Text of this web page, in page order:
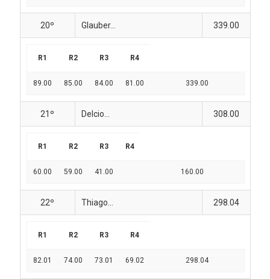
20º Glauber... 339.00
R1 R2 R3 R4
89.00 85.00 84.00 81.00 339.00
21º Delcio... 308.00
R1 R2 R3 R4
60.00 59.00 41.00 160.00
22º Thiago... 298.04
R1 R2 R3 R4
82.01 74.00 73.01 69.02 298.04